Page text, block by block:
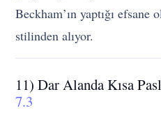
Beckham’ın yaptığı
stilinden alıyor.
11) Dar Alanda Kısa
7.3